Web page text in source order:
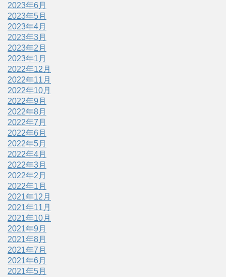
2023年6月
2023年5月
2023年4月
2023年3月
2023年2月
2023年1月
2022年12月
2022年11月
2022年10月
2022年9月
2022年8月
2022年7月
2022年6月
2022年5月
2022年4月
2022年3月
2022年2月
2022年1月
2021年12月
2021年11月
2021年10月
2021年9月
2021年8月
2021年7月
2021年6月
2021年5月